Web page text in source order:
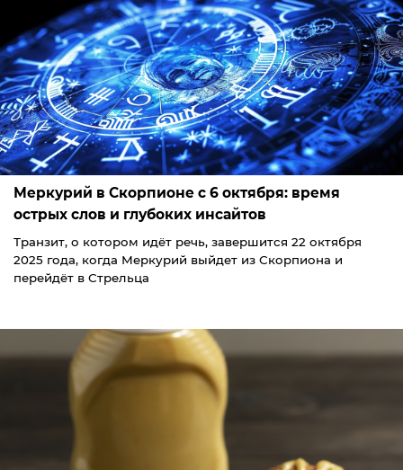
Меркурий в Скорпионе с 6 октября: время
острых слов и глубоких инсайтов
Транзит, о котором идёт речь, завершится 22 октября
2025 года, когда Меркурий выйдет из Скорпиона и
перейдёт в Стрельца